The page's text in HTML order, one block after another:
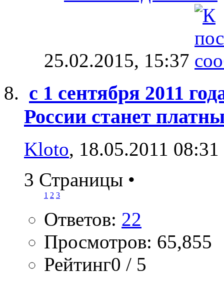
25.02.2015, 15:37
с 1 сентября 2011
России станет
Kloto, 18.05.2011 08:31
3 Страницы •
1 2 3
Ответов: 22
Просмотров: 65,855
Рейтинг0 / 5